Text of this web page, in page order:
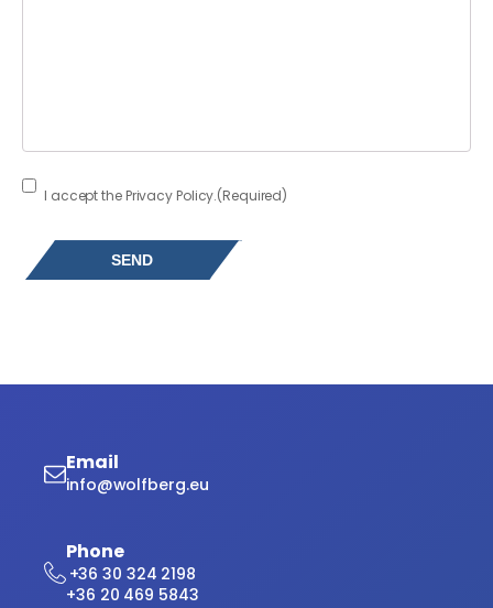
Consent (Required)
I accept the Privacy Policy.(Required)
Email
info@wolfberg.eu
Phone
+36 30 324 2198
+36 20 469 5843